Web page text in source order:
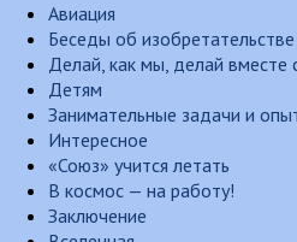
Авиация
Беседы об изобретательстве
Делай, как мы, делай вместе
Детям
Занимательные задачи и
Интересное
«Союз» учится летать
В космос — на работу!
Заключение